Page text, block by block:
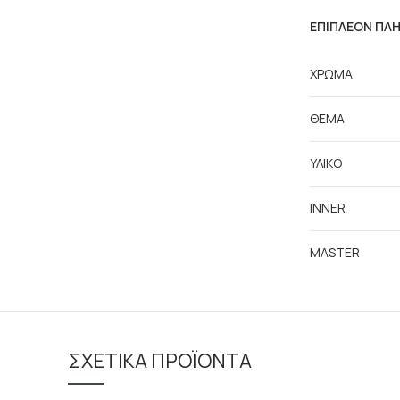
ΕΠΙΠΛΈΟΝ
ΧΡΩΜΑ
ΘΕΜΑ
ΥΛΙΚΟ
INNER
MASTER
ΣΧΕΤΙΚΆ ΠΡΟΪΌΝΤΑ